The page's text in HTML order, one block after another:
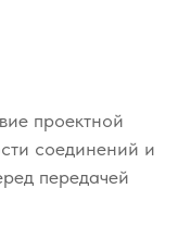
проектной
соединений и
передачей